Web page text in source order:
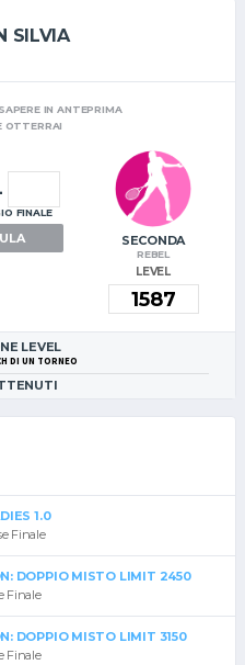
SILVIA
IN ANTEPRIMA
OTTERRAI
FINALE
SECONDA
REBEL
LEVEL
LEVEL
DI UN TORNEO
1.0
Finale
DOPPIO MISTO LIMIT 2450
Finale
DOPPIO MISTO LIMIT 3150
Finale